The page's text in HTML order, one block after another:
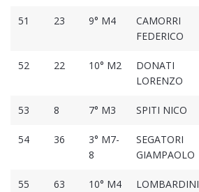
51 23 9° M4
CAMORRI
FEDERICO
52 22 10° M2
DONATI
LORENZO
53 8 7° M3 SPITI NICO
54 36
3° M7-
8
SEGATORI
GIAMPAOLO
55 63 10° M4
LOMBARDINI